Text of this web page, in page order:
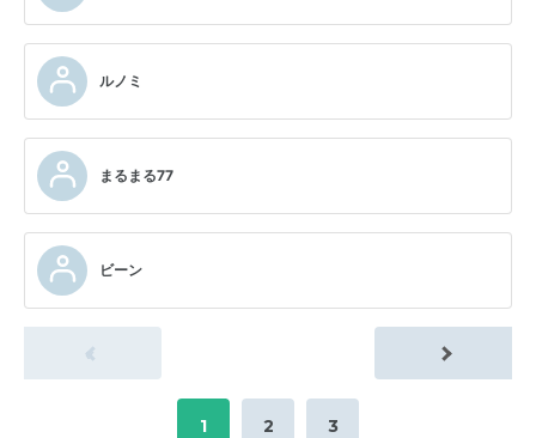
ルノミ
まるまる77
ビーン
«
1 2 3